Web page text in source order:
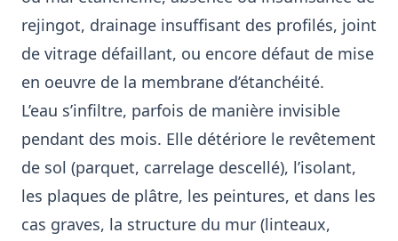
rejingot, drainage insuffisant des profilés, joint
de vitrage défaillant, ou encore défaut de mise
en oeuvre de la membrane d’étanchéité.
L’eau s’infiltre, parfois de manière invisible
pendant des mois. Elle détériore le revêtement
de sol (parquet, carrelage descellé), l’isolant,
les plaques de plâtre, les peintures, et dans les
cas graves, la structure du mur (linteaux,